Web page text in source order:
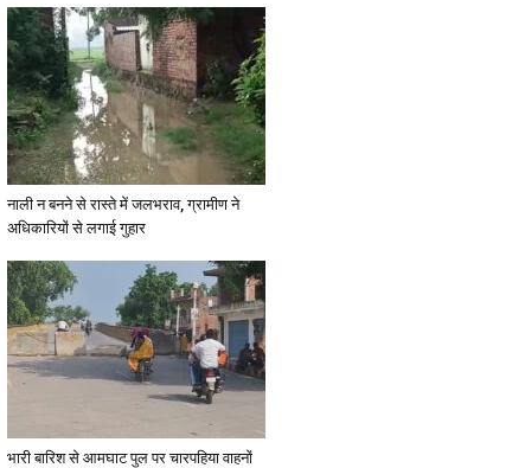
Hindi,
Today
Hindi
नाली न बनने से रास्ते में जलभराव, ग्रामीण ने
अधिकारियों से लगाई गुहार
भारी बारिश से आमघाट पुल पर चारपहिया वाहनों